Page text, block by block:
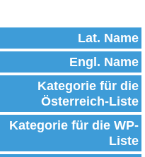
Lat. Name
Engl. Name
Kategorie für die
Österreich-Liste
Kategorie für die WP-
Liste